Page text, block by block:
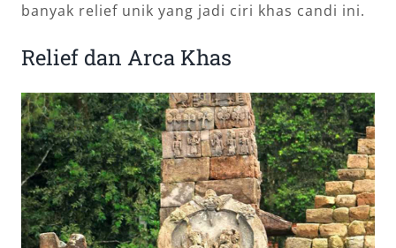
banyak relief unik yang jadi ciri khas candi ini.
Relief dan Arca Khas